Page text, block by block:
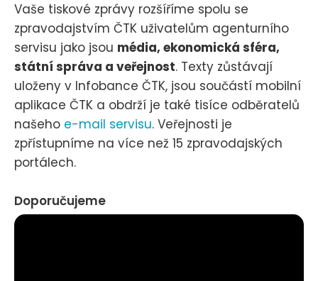
Vaše tiskové zprávy rozšíříme spolu se
zpravodajstvím ČTK uživatelům agenturního
servisu jako jsou média, ekonomická sféra,
státní správa a veřejnost. Texty zůstávají
uloženy v Infobance ČTK, jsou součástí mobilní
aplikace ČTK a obdrží je také tisíce odběratelů
našeho e-mail servisu. Veřejnosti je
zpřístupníme na více než 15 zpravodajských
portálech.
Doporučujeme